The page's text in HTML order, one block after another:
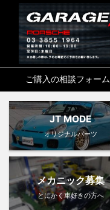
ご購入の相談フォーム
JT MODE
オリジナルパーツ
メカニック募集
とにかく車好きの方へ